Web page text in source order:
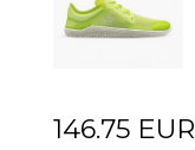
146.75 EUR